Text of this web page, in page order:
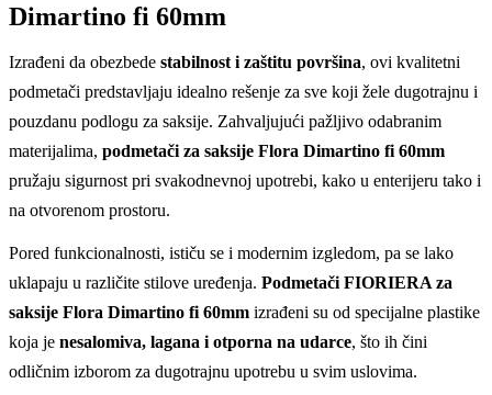
Dimartino fi 60mm
Izrađeni da obezbede stabilnost i zaštitu površina, ovi kvalitetni
podmetači predstavljaju idealno rešenje za sve koji žele dugotrajnu i
pouzdanu podlogu za saksije. Zahvaljujući pažljivo odabranim
materijalima, podmetači za saksije Flora Dimartino fi 60mm
pružaju sigurnost pri svakodnevnoj upotrebi, kako u enterijeru tako i
na otvorenom prostoru.
Pored funkcionalnosti, ističu se i modernim izgledom, pa se lako
uklapaju u različite stilove uređenja. Podmetači FIORIERA za
saksije Flora Dimartino fi 60mm izrađeni su od specijalne plastike
koja je nesalomiva, lagana i otporna na udarce, što ih čini
odličnim izborom za dugotrajnu upotrebu u svim uslovima.